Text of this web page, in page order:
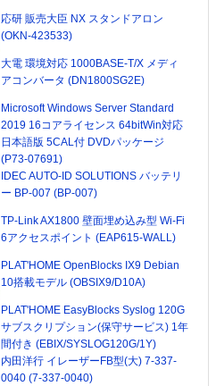
応研 販売大臣 NX スタンドアロン
(OKN-423533)
大電 環境対応 1000BASE-T/X メディ
アコンバータ (DN1800SG2E)
Microsoft Windows Server Standard
2019 16コアライセンス 64bitWin対応
日本語版 5CAL付 DVDパッケージ
(P73-07691)
IDEC AUTO-ID SOLUTIONS バッテリ
ー BP-007 (BP-007)
TP-Link AX1800 壁面埋め込み型 Wi-Fi
6アクセスポイント (EAP615-WALL)
PLAT'HOME OpenBlocks IX9 Debian
10搭載モデル (OBSIX9/D10A)
PLAT'HOME EasyBlocks Syslog 120G
サブスクリプション(保守サービス) 1年
間付き (EBIX/SYSLOG120G/1Y)
内田洋行 イレーザーFB型(大) 7-337-
0040 (7-337-0040)